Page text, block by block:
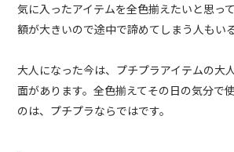
気に入ったアイテムを全色揃えたいと思っ
額が大きいので途中で諦めてしまう人もい
大人になった今は、プチプラアイテムの大
面があります。全色揃えてその日の気分で
のは、プチプラならではです。